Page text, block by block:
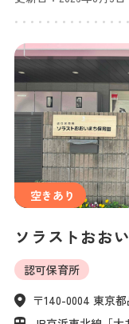
空きあり
ソラストおお
認可保育所
〒140-0004 東京